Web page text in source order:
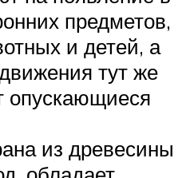
предметов,
и детей, а
тут же
опускающиеся
из древесины